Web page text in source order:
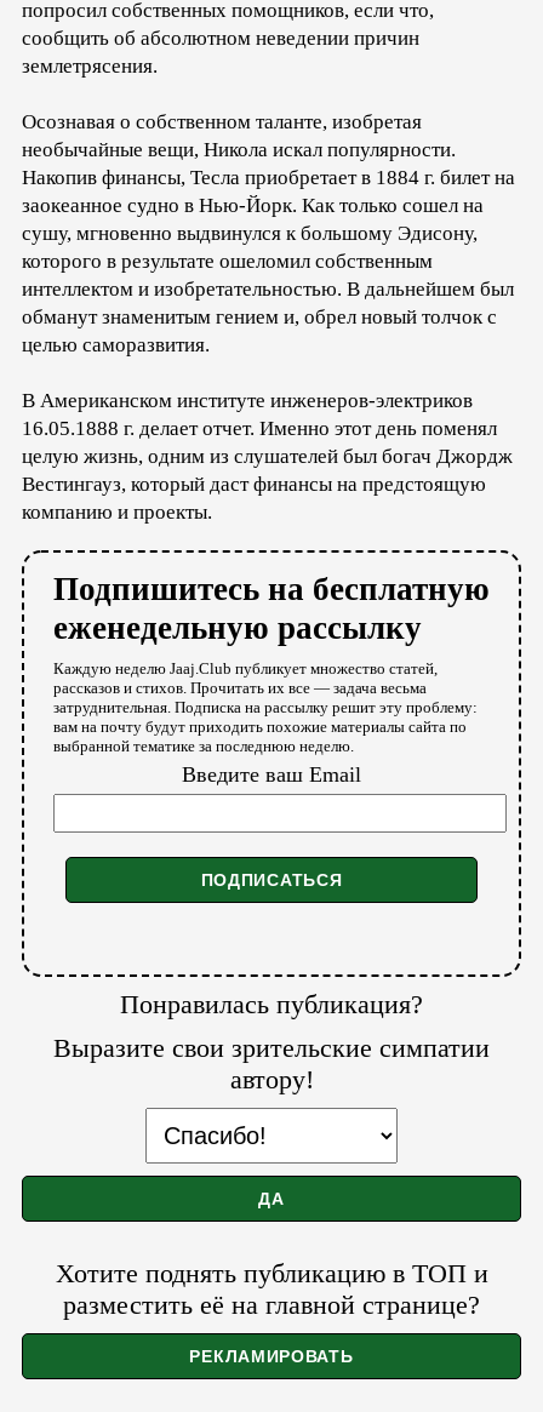
попросил собственных помощников, если что,
сообщить об абсолютном неведении причин
землетрясения.
Осознавая о собственном таланте, изобретая
необычайные вещи, Никола искал популярности.
Накопив финансы, Тесла приобретает в 1884 г. билет на
заокеанное судно в Нью-Йорк. Как только сошел на
сушу, мгновенно выдвинулся к большому Эдисону,
которого в результате ошеломил собственным
интеллектом и изобретательностью. В дальнейшем был
обманут знаменитым гением и, обрел новый толчок с
целью саморазвития.
В Американском институте инженеров-электриков
16.05.1888 г. делает отчет. Именно этот день поменял
целую жизнь, одним из слушателей был богач Джордж
Вестингауз, который даст финансы на предстоящую
компанию и проекты.
Подпишитесь на бесплатную
еженедельную рассылку
Каждую неделю Jaaj.Club публикует множество статей,
рассказов и стихов. Прочитать их все — задача весьма
затруднительная. Подписка на рассылку решит эту проблему:
вам на почту будут приходить похожие материалы сайта по
выбранной тематике за последнюю неделю.
Введите ваш Email
Понравилась публикация?
Выразите свои зрительские симпатии
автору!
Хотите поднять публикацию в ТОП и
разместить её на главной странице?